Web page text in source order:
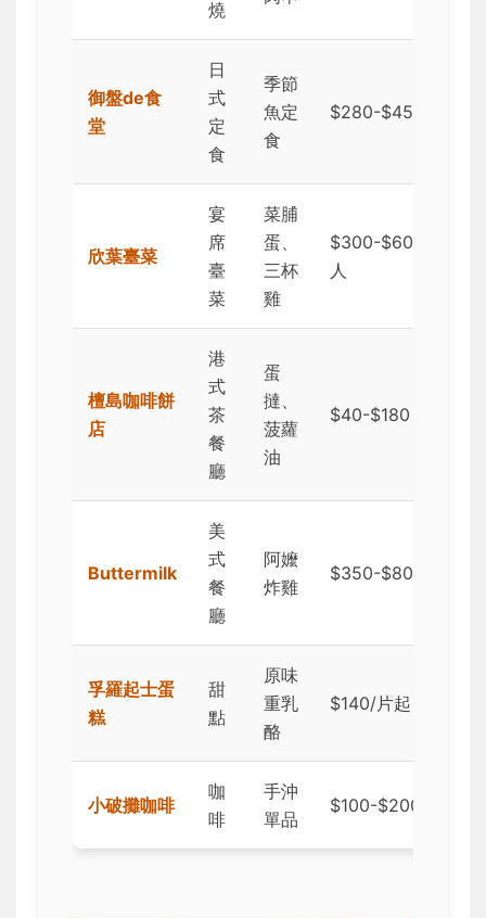
燒
御盤de食
堂
日
式
定
食
季節
魚定
食
$280-$450
欣葉臺菜
宴
席
臺
菜
菜脯
蛋、
三杯
雞
$300-$600/
人
檀島咖啡餅
店
港
式
茶
餐
廳
蛋
撻、
菠蘿
油
$40-$180
Buttermilk
美
式
餐
廳
阿嬤
炸雞
$350-$800
孚羅起士蛋
糕
甜
點
原味
重乳
酪
$140/片起
小破攤咖啡
咖
啡
手沖
單品
$100-$200